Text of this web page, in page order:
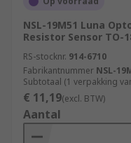
which allows
about the nature of
NSL-19M51 Luna
Resistor Sensor TO-
RS-stocknr. 914-6710
Fabrikantnummer NSL-
Subtotaal (1 verpakking
€ 11,19(excl. BTW)
Aantal